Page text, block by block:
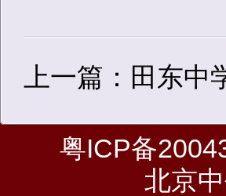
上一篇：田东中
粤ICP备
北京